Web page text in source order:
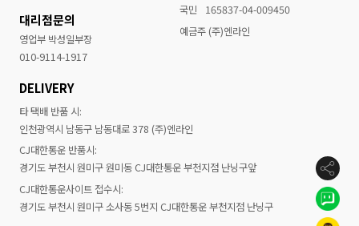
대리점문의
영업부 박성일부장
010-9114-1917
국민
165837-04-009450
예금주 (주)엔라인
DELIVERY
타 택배 반품 시:
인천광역시 남동구 남동대로 378 (주)엔라인
CJ대한통운 반품시:
경기도 부천시 원미구 원미동 CJ대한통운 부천지점 난닝구앞
CJ대한통운사이트 접수시:
경기도 부천시 원미구 소사동 5번지 CJ대한통운 부천지점 난닝구